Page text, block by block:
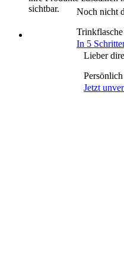
sichtbar.
Noch nicht
In 5
Lieber
Jetzt